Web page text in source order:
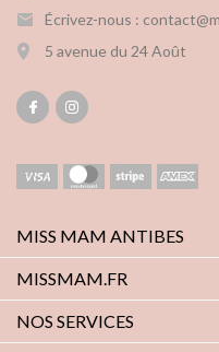
Écrivez-nous :
5 avenue du 24 Août
MISS MAM ANTIBES
MISSMAM.FR
NOS SERVICES